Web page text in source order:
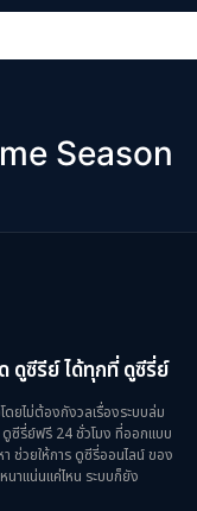
Season
ดูซีรีย์ ได้ทุกที่ ดูซีรี่ย์
ยไม่ต้องกังวลเรื่องระบบล่ม
ดูซีรี่ย์ฟรี 24 ชั่วโมง ที่ออกแบบ
ช่วยให้การ ดูซีรี่ออนไลน์ ของ
นาแน่นแค่ไหน ระบบก็ยัง